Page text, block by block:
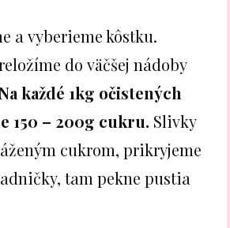
a vyberieme kôstku.
do väčšej nádoby
každé 1kg očistených
150 – 200g cukru. Slivky
cukrom, prikryjeme
tam pekne pustia